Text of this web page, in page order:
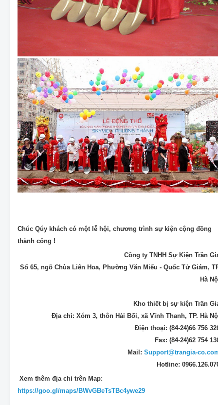
Chúc Qúy khách có một lễ hội, chương trình sự kiện cộng đồng
thành công !
Công ty TNHH Sự Kiện Trần
Số 65, ngõ Chùa Liên Hoa, Phường Văn Miếu - Quốc Tử Giám,
Hà
Kho thiết bị sự kiện Trần
Địa chỉ: Xóm 3, thôn Hải Bối, xã Vĩnh Thanh, TP. Hà
Điện thoại: (84-24)66 756
Fax: (84-24)62 754
Mail: Support@trangia-
Hotline:
Xem thêm địa chỉ trên Map:
https://goo.gl/maps/BWvGBeTsTBc4ywe29